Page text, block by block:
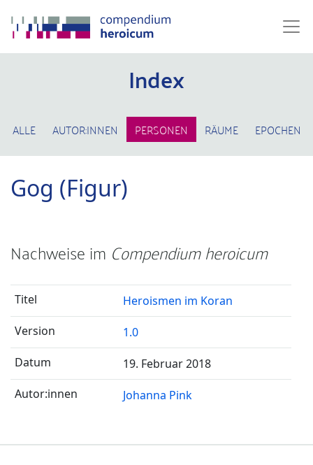
Index
ALLE AUTOR:INNEN PERSONEN RÄUME EPOCHEN
Gog (Figur)
Nachweise im Compendium heroicum
Heroismen im Koran
1.0
19. Februar 2018
Johanna Pink